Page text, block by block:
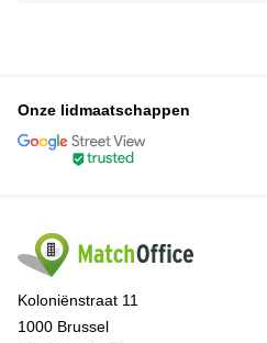
Onze lidmaatschappen
Koloniënstraat 11
1000 Brussel